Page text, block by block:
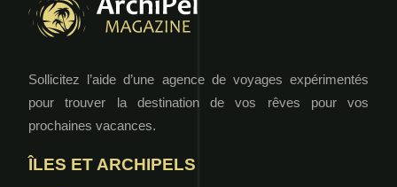
Sollicitez l’aide d’une agence de voyages expérimentés
pour trouver la destination de vos rêves pour vos
prochaines vacances.
ÎLES ET ARCHIPELS